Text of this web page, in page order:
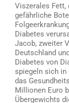
Viszerales Fett,
gefährliche
Diabetes
Jacob, zweiter
Deutschland
Diabetes von
spiegeln sich in
das
Millionen Euro
Übergewichts